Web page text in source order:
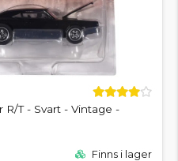
R/T - Svart - Vintage -
Finns i lager